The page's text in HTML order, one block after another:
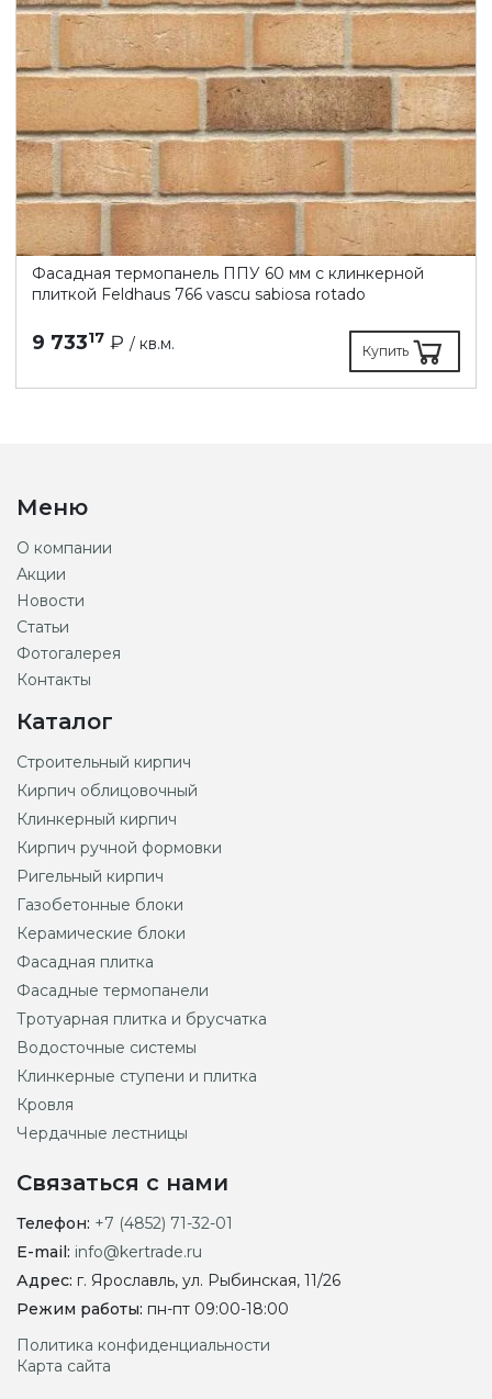
Фасадная термопанель ППУ 60 мм с клинкерной
плиткой Feldhaus 766 vascu sabiosa rotado
9 73317 ₽ / кв.м. Купить
Меню
О компании
Акции
Новости
Статьи
Фотогалерея
Контакты
Каталог
Строительный кирпич
Кирпич облицовочный
Клинкерный кирпич
Кирпич ручной формовки
Ригельный кирпич
Газобетонные блоки
Керамические блоки
Фасадная плитка
Фасадные термопанели
Тротуарная плитка и брусчатка
Водосточные системы
Клинкерные ступени и плитка
Кровля
Чердачные лестницы
Связаться с нами
Телефон: +7 (4852) 71-32-01
E-mail: info@kertrade.ru
Адрес: г. Ярославль, ул. Рыбинская, 11/26
Режим работы: пн-пт 09:00-18:00
Политика конфиденциальности
Карта сайта